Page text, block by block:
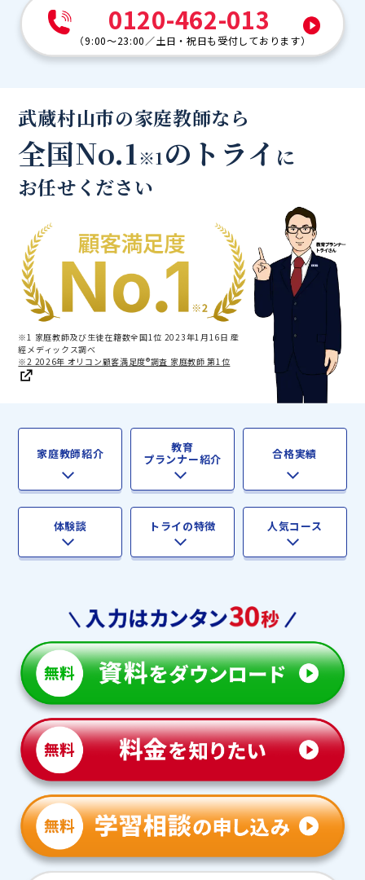
0120-462-013
（9:00～23:00／土日・祝日も受付しております）
武蔵村山市の家庭教師なら
全国No.1※1のトライ に
お任せください
※1 家庭教師及び生徒在籍数全国1位 2023年1月16日 産
經メディックス調べ
※2 2026年 オリコン顧客満足度®調査 家庭教師 第1位
家庭教師紹介 教育
プランナー紹介 合格実績
体験談 トライの特徴 人気コース